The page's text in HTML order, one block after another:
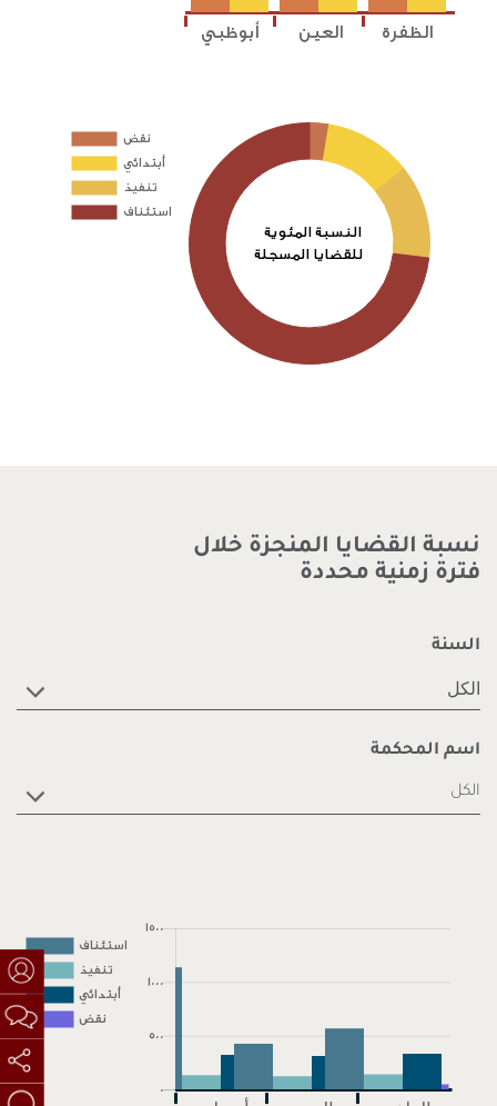
نسبة القضايا المنجزة خلال
فترة زمنية محددة
السنة
الكل
اسم المحكمة
الكل